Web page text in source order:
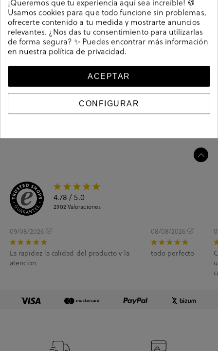
reducen las emisiones de CO2 y de agua consumido.
Cierre con cordones. La plantilla es extraible. Hecho en
China
Referencia197481
Guía de tallas
Ciudados y limpieza
4.78 / 5.0
2902Valoraciones
09/08/2026
La rapidez la calidad del producto y la
atencion
08/08/2026
todo perfecto
¡Queremos que tu experiencia aquí sea increíble! 🍪
Usamos cookies para que todo funcione sin problemas,
ofrecerte contenido a tu medida y mostrarte anuncios
relevantes. ¿Nos das tu consentimiento para utilizarlas
de forma segura? ✨ Puedes encontrar más información
en nuestra política de privacidad.
ACEPTAR
CONFIGURAR